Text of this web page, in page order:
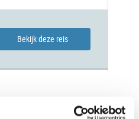
Bekijk deze reis